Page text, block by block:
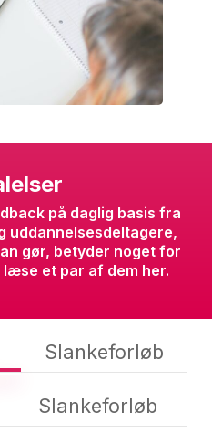
på daglig basis fra
uddannelsesdeltagere,
gør, betyder noget for
et par af dem her.
Slankeforløb
Slankeforløb